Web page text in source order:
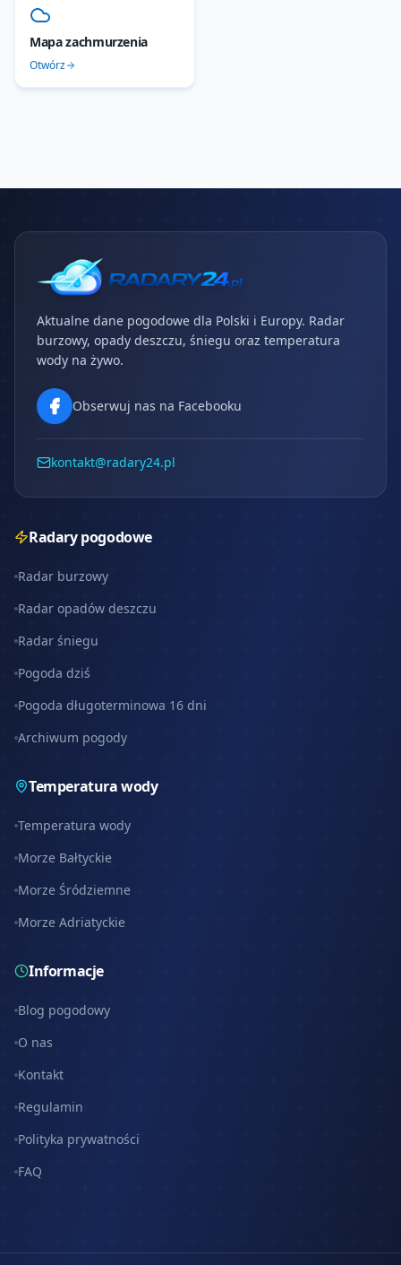
Mapa zachmurzenia
Otwórz
Aktualne dane pogodowe dla Polski i Europy. Radar
burzowy, opady deszczu, śniegu oraz temperatura
wody na żywo.
Obserwuj nas na Facebooku
kontakt@radary24.pl
Radary pogodowe
Radar burzowy
Radar opadów deszczu
Radar śniegu
Pogoda dziś
Pogoda długoterminowa 16 dni
Archiwum pogody
Temperatura wody
Temperatura wody
Morze Bałtyckie
Morze Śródziemne
Morze Adriatyckie
Informacje
Blog pogodowy
O nas
Kontakt
Regulamin
Polityka prywatności
FAQ